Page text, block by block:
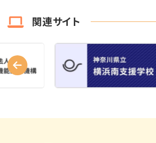
関連サイト